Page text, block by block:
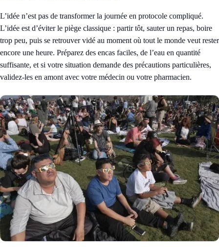
L’idée n’est pas de transformer la journée en protocole compliqué.
L’idée est d’éviter le piège classique : partir tôt, sauter un repas, boire
trop peu, puis se retrouver vidé au moment où tout le monde veut rester
encore une heure. Préparez des encas faciles, de l’eau en quantité
suffisante, et si votre situation demande des précautions particulières,
validez-les en amont avec votre médecin ou votre pharmacien.